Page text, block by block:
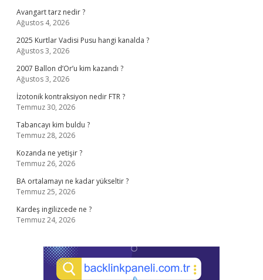
Avangart tarz nedir ?
Ağustos 4, 2026
2025 Kurtlar Vadisi Pusu hangi kanalda ?
Ağustos 3, 2026
2007 Ballon d’Or’u kim kazandı ?
Ağustos 3, 2026
İzotonik kontraksiyon nedir FTR ?
Temmuz 30, 2026
Tabancayı kim buldu ?
Temmuz 28, 2026
Kozanda ne yetişir ?
Temmuz 26, 2026
BA ortalamayı ne kadar yükseltir ?
Temmuz 25, 2026
Kardeş ingilizcede ne ?
Temmuz 24, 2026